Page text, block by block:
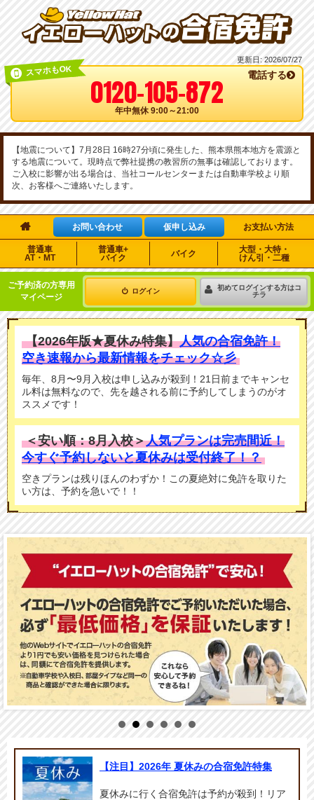
更新日: 2026/07/27
スマホもOK 電話する
0120-105-872
年中無休 9:00～21:00
【地震について】7月28日 16時27分頃に発生した、熊本県熊本地方を震源と
する地震について。現時点で弊社提携の教習所の無事は確認しております。
ご入校に影響が出る場合は、当社コールセンターまたは自動車学校より順
次、お客様へご連絡いたします。
 お問い合わせ 仮申し込み お支払い方法
普通車
AT・MT
普通車+
バイク
バイク
大型・大特・
けん引・二種
ご予約済の方専用
マイページ
ログイン
初めてログインする方はコ
チラ
【2026年版★夏休み特集】人気の合宿免許！
空き速報から最新情報をチェック☆彡
毎年、8月〜9月入校は申し込みが殺到！21日前までキャンセ
ル料は無料なので、先を越される前に予約してしまうのがオ
ススメです！
＜安い順：8月入校＞人気プランは完売間近！
今すぐ予約しないと夏休みは受付終了！？
空きプランは残りほんのわずか！この夏絶対に免許を取りた
い方は、予約を急いで！！
【注目】2026年 夏休みの合宿免許特集
夏休みに行く合宿免許は予約が殺到！リア